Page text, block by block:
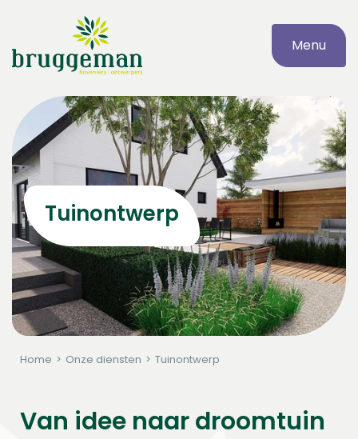
Menu
Tuinontwerp
Home > Onze diensten > Tuinontwerp
Van idee naar droomtuin